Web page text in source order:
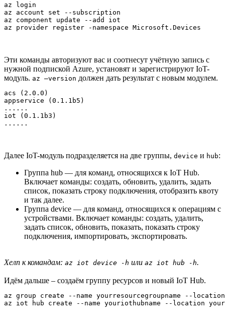
az login
az account set --subscription
az component update --add iot
az provider register -namespace Microsoft.Devices
Эти команды авторизуют вас и соотнесут учётную запись с
нужной подпиской Azure, установят и зарегистрируют IoT-
модуль. az –version должен дать результат с новым модулем.
acs (2.0.0)
appservice (0.1.1b5)
......
iot (0.1.1b3)
......
Далее IoT-модуль подразделяется на две группы, device и hub:
Группа hub — для команд, относящихся к IoT Hub.
Включает команды: создать, обновить, удалить, задать
список, показать строку подключения, отобразить квоту
и так далее.
Группа device — для команд, относящихся к операциям с
устройствами. Включает команды: создать, удалить,
задать список, обновить, показать, показать строку
подключения, импортировать, экспортировать.
Хелп к командам: az iot device -h или az iot hub -h.
Идём дальше – создаём группу ресурсов и новый IoT Hub.
az group create --name yourresourcegroupname --
az iot hub create --name youriothubname --location